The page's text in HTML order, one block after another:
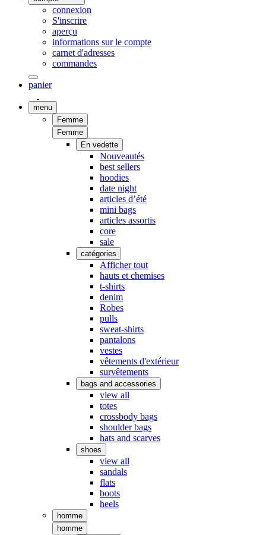
connexion
S'inscrire
aperçu
informations sur le compte
carnet d'adresses
commandes
panier
menu
Femme
Femme
En vedette
Nouveautés
best sellers
hoodies
date night
articles d’été
mini bags
articles assortis
core
sale
catégories
Afficher tout
hauts et chemises
t-shirts
denim
Robes
pulls
sweat-shirts
pantalons
vestes
vêtements d'extérieur
survêtements
bags and accessories
view all
totes
crossbody bags
shoulder bags
hats and scarves
shoes
view all
sandals
flats
boots
heels
homme
homme